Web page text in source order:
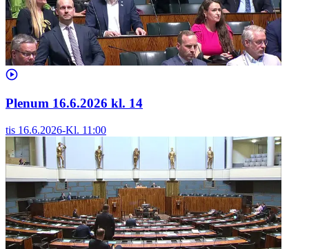
Plenum 16.6.2026 kl. 14
tis 16.6.2026-Kl. 11:00